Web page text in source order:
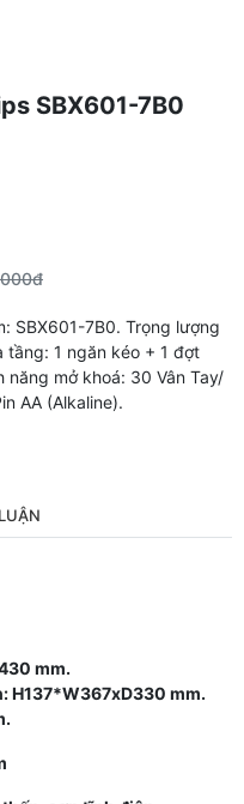
SBX601-7B0
SBX601-7B0. Trọng lượng
tầng: 1 ngăn kéo + 1 đợt
năng mở khoá: 30 Vân Tay/
AA (Alkaline).
mm.
mm.